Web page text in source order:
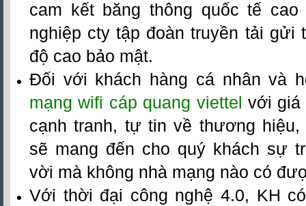
cam kết băng thông quốc tế cao
nghiệp cty tập đoàn truyền tải gửi
độ cao bảo mật.
Đối với khách hàng cá nhân và
mạng wifi cáp quang viettel với giá
cạnh tranh, tự tin về thương
sẽ mang đến cho quý khách sự
vời mà không nhà mạng nào có
Với thời đại công nghệ 4.0, KH